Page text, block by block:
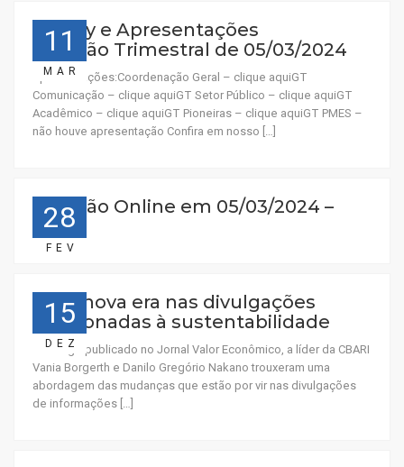
11
MAR
Replay e Apresentações
Reunião Trimestral de 05/03/2024
Apresentações:Coordenação Geral – clique aquiGT
Comunicação – clique aquiGT Setor Público – clique aquiGT
Acadêmico – clique aquiGT Pioneiras – clique aquiGT PMES –
não houve apresentação Confira em nosso […]
28
FEV
Reunião Online em 05/03/2024 –
15:30
15
DEZ
Uma nova era nas divulgações
relacionadas à sustentabilidade
Em artigo publicado no Jornal Valor Econômico, a líder da CBARI
Vania Borgerth e Danilo Gregório Nakano trouxeram uma
abordagem das mudanças que estão por vir nas divulgações
de informações […]